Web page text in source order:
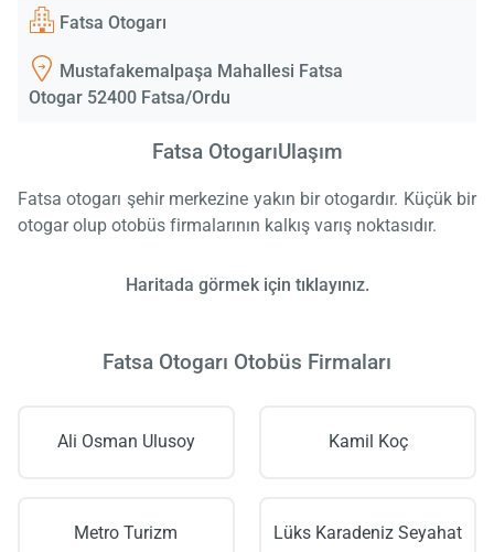
Fatsa Otogarı
Mustafakemalpaşa Mahallesi Fatsa
Otogar 52400 Fatsa/Ordu
Fatsa OtogarıUlaşım
Fatsa otogarı şehir merkezine yakın bir otogardır. Küçük bir
otogar olup otobüs firmalarının kalkış varış noktasıdır.
Haritada görmek için tıklayınız.
Fatsa Otogarı Otobüs Firmaları
Ali Osman Ulusoy Kamil Koç
Metro Turizm Lüks Karadeniz Seyahat